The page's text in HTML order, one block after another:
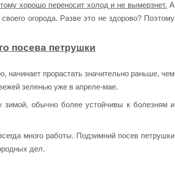
хорошо переносит холод и не вымерзнет. А
огорода. Разве это не здорово? Поэтому
посева петрушки
начинает прорастать значительно раньше, чем
зеленью уже в апреле-мае.
зимой, обычно более устойчивы к болезням и
много работы. Подзимний посев петрушки
дел.